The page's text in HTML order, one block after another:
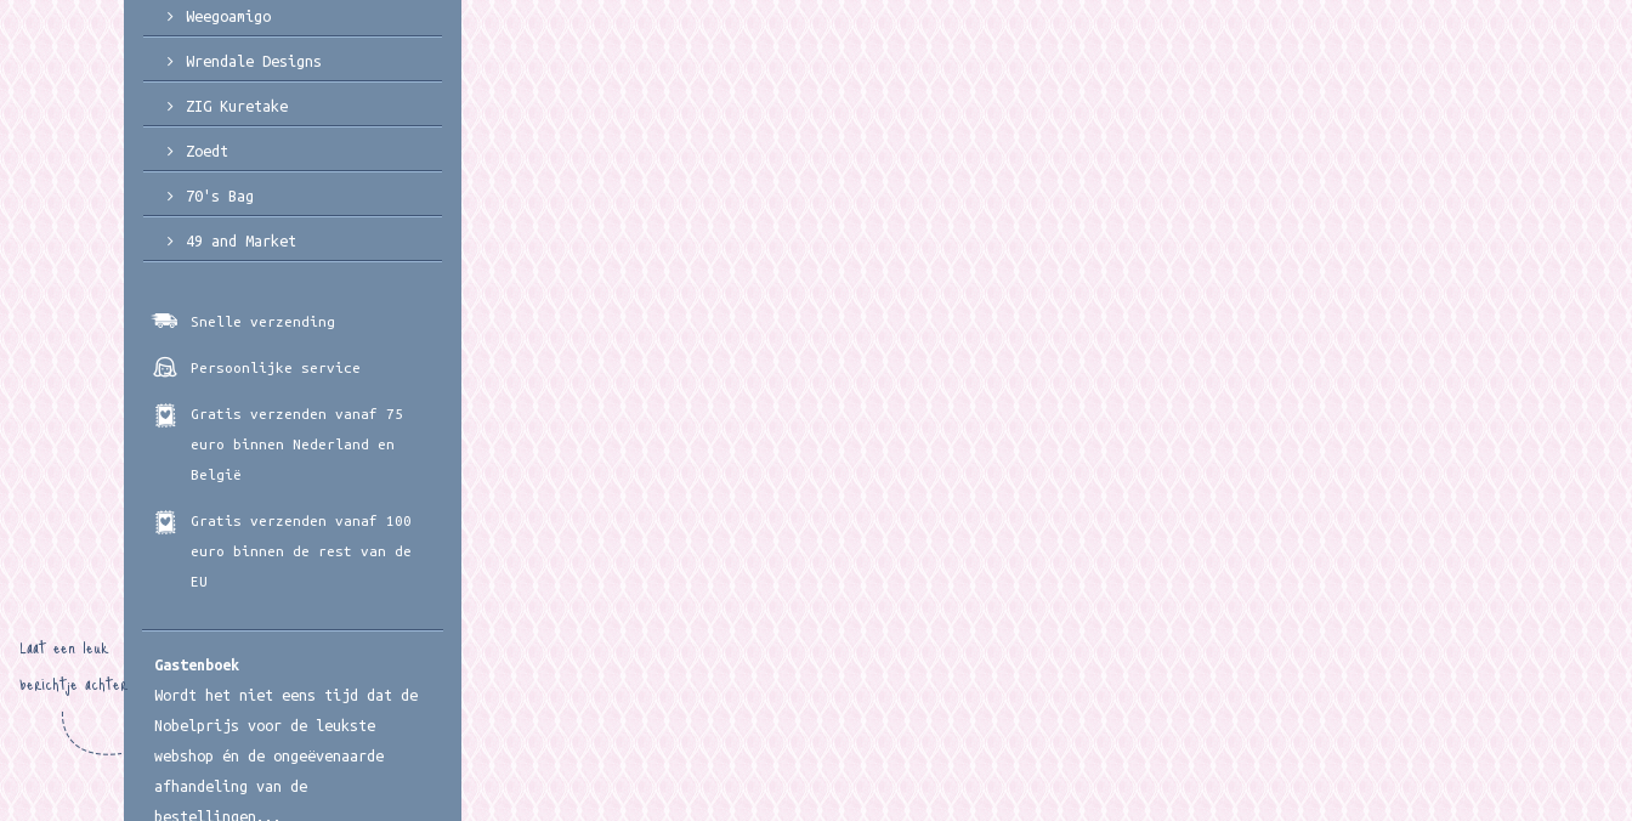
Weegoamigo
Wrendale Designs
ZIG Kuretake
Zoedt
70's Bag
49 and Market
Snelle verzending
Persoonlijke service
Gratis verzenden vanaf 75
euro binnen Nederland en
België
Gratis verzenden vanaf 100
euro binnen de rest van de
EU
Gastenboek
Wordt het niet eens tijd dat de
Nobelprijs voor de leukste
webshop én de ongeëvenaarde
afhandeling van de
bestellingen...
Laat een leuk
berichtje achter